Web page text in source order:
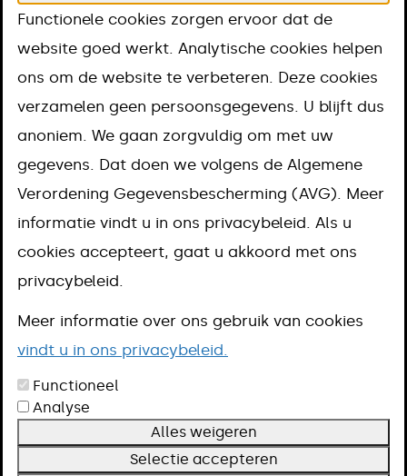
Home
Projecten
Peuteropvang met VVE: de beste voorbereiding
op de basisschool
Peuteropvang
met VVE: de
beste
voorbereiding op
de basisschool
Jouw kind is welkom op de opvang
voor peuters. De opvang biedt Voor-
Functionele cookies zorgen ervoor dat de
website goed werkt. Analytische cookies helpen
ons om de website te verbeteren. Deze cookies
verzamelen geen persoonsgegevens. U blijft dus
anoniem. We gaan zorgvuldig om met uw
gegevens. Dat doen we volgens de Algemene
Verordening Gegevensbescherming (AVG). Meer
informatie vindt u in ons privacybeleid. Als u
cookies accepteert, gaat u akkoord met ons
privacybeleid.
Meer informatie over ons gebruik van cookies
vindt u in ons privacybeleid.
Functioneel
Analyse
Alles weigeren
Selectie accepteren